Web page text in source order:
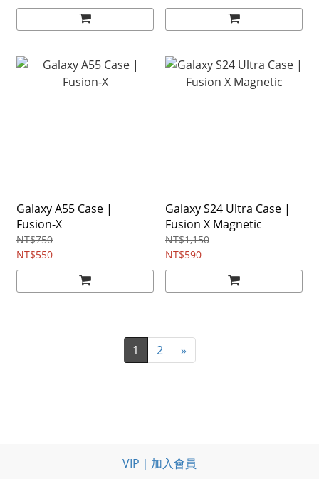
Galaxy A55 Case |
Fusion-X
NT$750
NT$550
Galaxy S24 Ultra Case |
Fusion X Magnetic
NT$1,150
NT$590
1 2 »
VIP｜加入會員